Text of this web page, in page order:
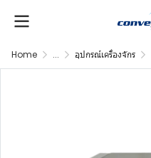
Home ... อุปกรณ์เครื่องจักร